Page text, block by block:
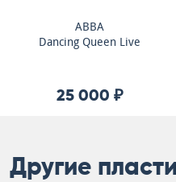
ABBA
Dancing Queen Live
25 000 ₽
Другие